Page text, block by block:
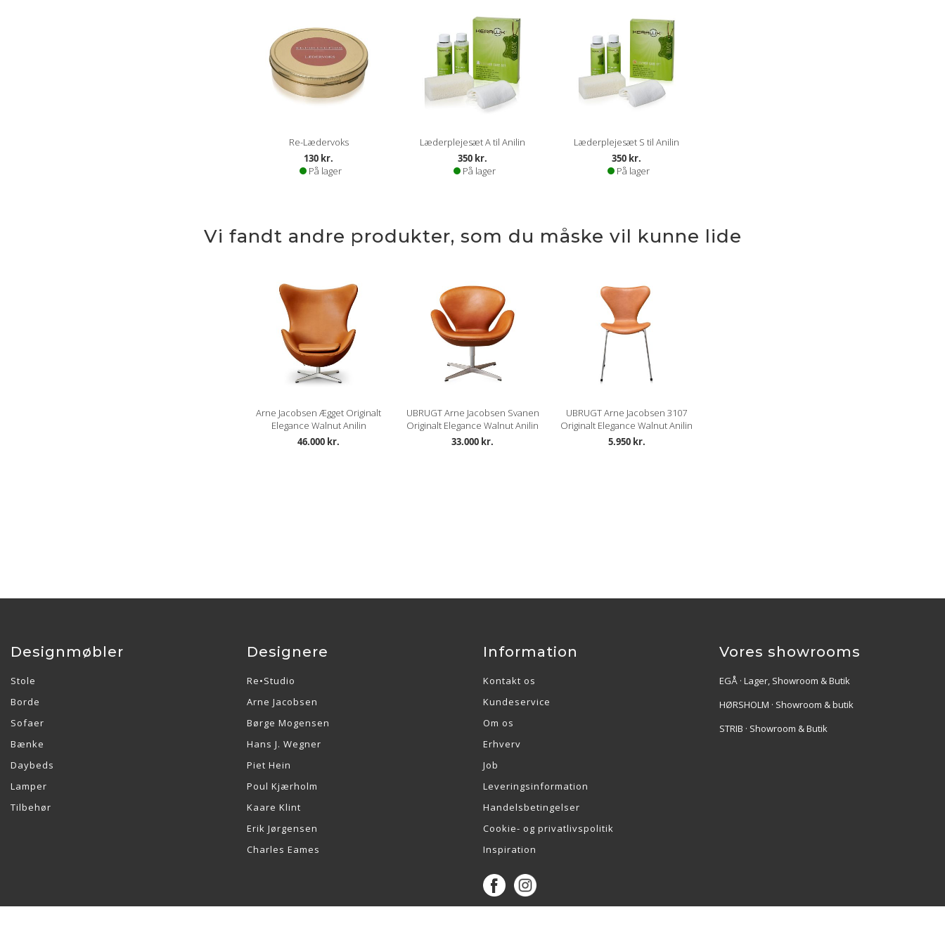
Re-Lædervoks
130 kr.
På lager
Læderplejesæt A til Anilin
350 kr.
På lager
Læderplejesæt S til Anilin
350 kr.
På lager
Vi fandt andre produkter, som du måske vil kunne lide
Arne Jacobsen Ægget Originalt
Elegance Walnut Anilin
46.000 kr.
UBRUGT Arne Jacobsen Svanen
Originalt Elegance Walnut Anilin
33.000 kr.
UBRUGT Arne Jacobsen 3107
Originalt Elegance Walnut Anilin
5.950 kr.
Designmøbler
Stole
Borde
Sofaer
Bænke
Daybeds
Lamper
Tilbehør
Designere
Re•Studio
Arne Jacobsen
Børge Mogensen
Hans J. Wegner
Piet Hein
Poul Kjærholm
Kaare Klint
Erik Jørgensen
Charles Eames
Information
Kontakt os
Kundeservice
Om os
Erhverv
Job
Leveringsinformation
Handelsbetingelser
Cookie- og privatlivspolitik
Inspiration
Vores showrooms
EGÅ · Lager, Showroom & Butik
HØRSHOLM · Showroom & butik
STRIB · Showroom & Butik